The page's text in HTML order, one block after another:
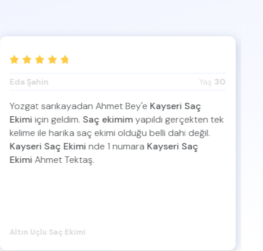
Eda Şahin Yaş 30
Yozgat sarıkayadan Ahmet Bey'e Kayseri Saç
Ekimi için geldim. Saç ekimimyapıldı gerçekten tek
kelime ile harika saç ekimi olduğu belli dahi değil.
Kayseri Saç Ekimi nde 1 numara Kayseri Saç
EkimiAhmet Tektaş.
Altın Uçlu Saç Ekimi